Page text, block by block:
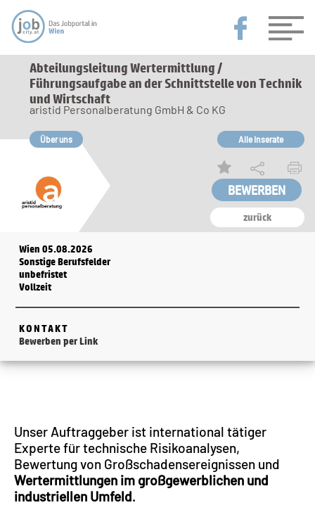
Abteilungsleitung Wertermittlung /
Führungsaufgabe an der Schnittstelle von Technik
und Wirtschaft
zurück
aristid Personalberatung GmbH & Co KG
Über uns Alle Inserate
Wien 05.08.2026
Sonstige Berufsfelder
unbefristet
Vollzeit
KONTAKT
Bewerben per Link
Unser Auftraggeber ist international tätiger
Experte für technische Risikoanalysen,
Bewertung von Großschadensereignissen und
Wertermittlungen im großgewerblichen und
industriellen Umfeld.